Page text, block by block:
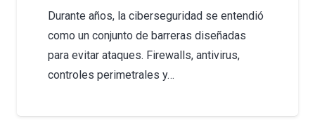
Durante años, la ciberseguridad se entendió
como un conjunto de barreras diseñadas
para evitar ataques. Firewalls, antivirus,
controles perimetrales y…